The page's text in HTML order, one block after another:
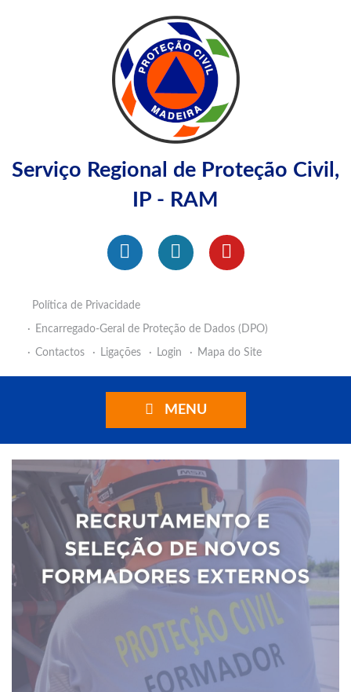
Serviço Regional de Proteção Civil,
IP - RAM
Política de Privacidade
Encarregado-Geral de Proteção de Dados (DPO)
Contactos
Ligações Login Mapa do Site
MENU